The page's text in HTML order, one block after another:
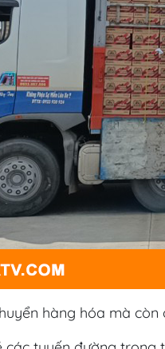
hàng hóa mà